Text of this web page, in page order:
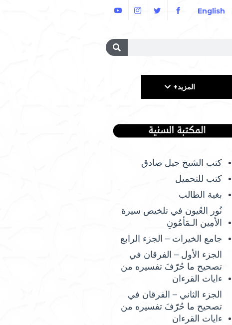
English
المزيد+
كتب الشيخ جيل صادق
كتب للتحميل
بغية الطالب
نُور العُيون في تلخيص سيرة
الأمِين الـمَأمُونِ
جامع الخيرات – الجزء الرابع
الجزء الأول – الفرقان في
تصحيح ما حُرّفَ تفسيره من
ءايات القرءان
الجزء الثاني – الفرقان في
تصحيح ما حُرّفَ تفسيره من
ءايات القرءان